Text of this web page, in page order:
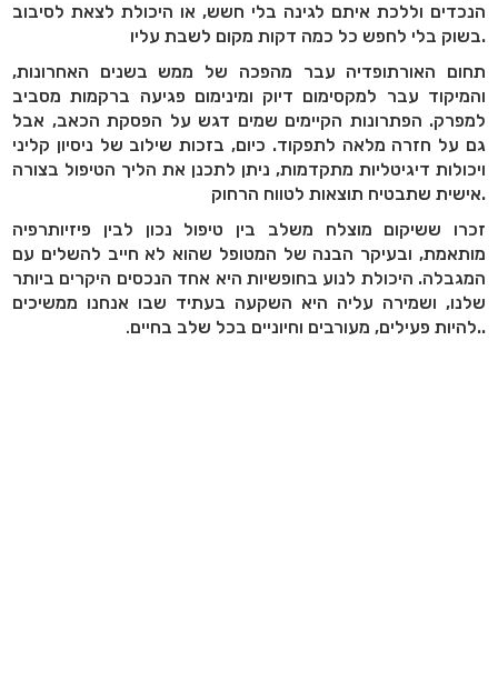
הנכדים וללכת איתם לגינה בלי חשש, או היכולת לצאת לסיבוב
תחום האורתופדיה עבר מהפכה של ממש בשנים האחרונות,
והמיקוד עבר למקסימום דיוק ומינימום פגיעה ברקמות מסביב
למפרק. הפתרונות הקיימים שמים דגש על הפסקת הכאב, אבל
גם על חזרה מלאה לתפקוד. כיום, בזכות שילוב של ניסיון קליני
ויכולות דיגיטליות מתקדמות, ניתן לתכנן את הליך הטיפול בצורה
זכרו ששיקום מוצלח משלב בין טיפול נכון לבין פיזיותרפיה
מותאמת, ובעיקר הבנה של המטופל שהוא לא חייב להשלים עם
המגבלה. היכולת לנוע בחופשיות היא אחד הנכסים היקרים ביותר
שלנו, ושמירה עליה היא השקעה בעתיד שבו אנחנו ממשיכים
.